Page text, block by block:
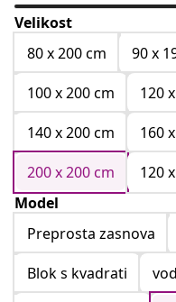
Velikost
80 x 200 cm
90 x
100 x 200 cm
120
140 x 200 cm
160
200 x 200 cm
120
Model
Preprosta zasnova
Blok s kvadrati